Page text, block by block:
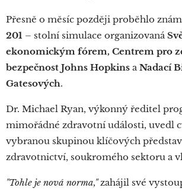
Přesně o měsíc později proběhlo
201 – stolní simulace organizovaná
ekonomickým fórem, Centrem pro
bezpečnost Johns Hopkins aNadací
Gatesových.
Dr. Michael Ryan, výkonný ředitel
mimořádné zdravotní události, uvedl
vybranou skupinou klíčových
zdravotnictví, soukromého sektoru a
"Tohle je nová norma,"zahájil své